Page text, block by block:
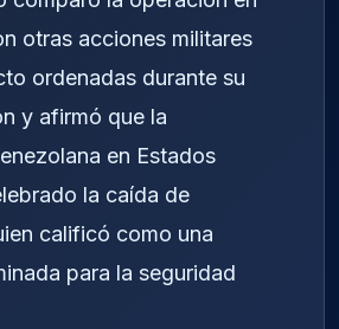
otras acciones militares
ordenadas durante su
y afirmó que la
en Estados
la caída de
calificó como una
para la seguridad